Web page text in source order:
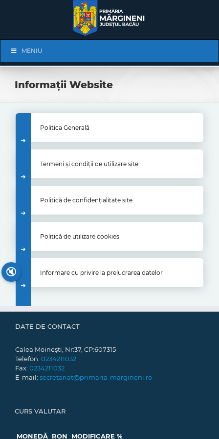
Navigation
MENIU
Informații Website
Politica Generală
Termeni și condiții de utilizare site
Politică de confidențialitate site
Politică de utilizare cookies
Informare cu privire la prelucrarea datelor
DATE DE CONTACT
Calea Moinești, Nr:37, CP:607315
Telefon: 0234211032
Fax: 0234211032
E-mail: secretariat@primaria-margineni.ro
CURS VALUTAR
MONEDĂ RON
MODIFICARE %
🔇